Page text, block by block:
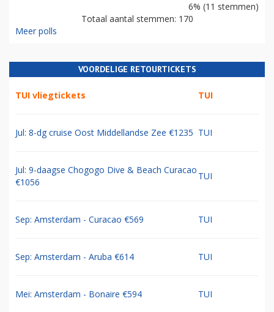
6% (11 stemmen)
Totaal aantal stemmen: 170
Meer polls
VOORDELIGE RETOURTICKETS
TUI vliegtickets TUI
Jul: 8-dg cruise Oost Middellandse Zee €1235 TUI
Jul: 9-daagse Chogogo Dive & Beach Curacao
€1056
TUI
Sep: Amsterdam - Curacao €569 TUI
Sep: Amsterdam - Aruba €614 TUI
Mei: Amsterdam - Bonaire €594 TUI